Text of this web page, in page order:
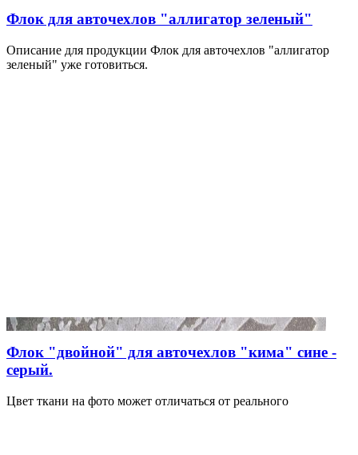
Флок для авточехлов "аллигатор зеленый"
Описание для продукции Флок для авточехлов "аллигатор
зеленый" уже готовиться.
Флок "двойной" для авточехлов "кима" сине -
серый.
Цвет ткани на фото может отличаться от реального